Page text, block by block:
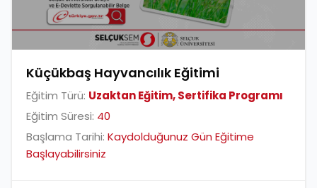
Küçükbaş Hayvancılık Eğitimi
Eğitim Türü: Uzaktan Eğitim, Sertifika Programı
Eğitim Süresi: 40
Başlama Tarihi: Kaydolduğunuz Gün Eğitime
Başlayabilirsiniz